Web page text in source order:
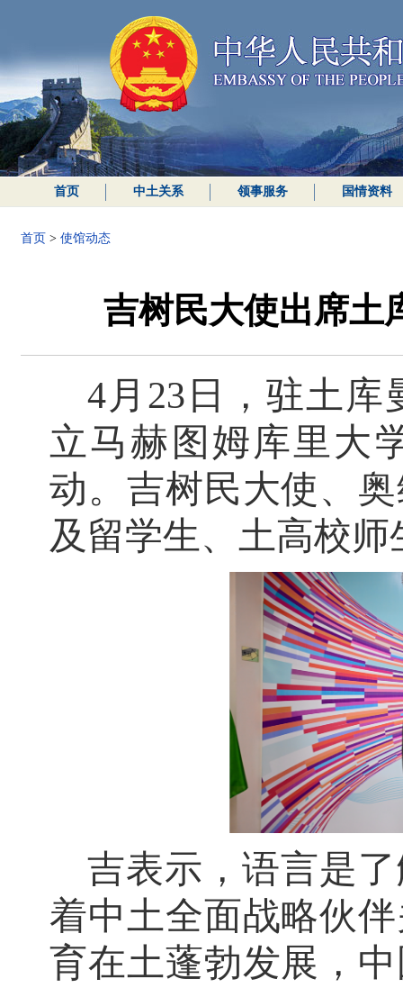
首页 中土关系 领事服务 国情资料
首页 > 使馆动态
吉树民大使出席土
4月23日，驻土
立马赫图姆库里大
动。吉树民大使、
及留学生、土高校
吉表示，语言是
着中土全面战略伙
育在土蓬勃发展，